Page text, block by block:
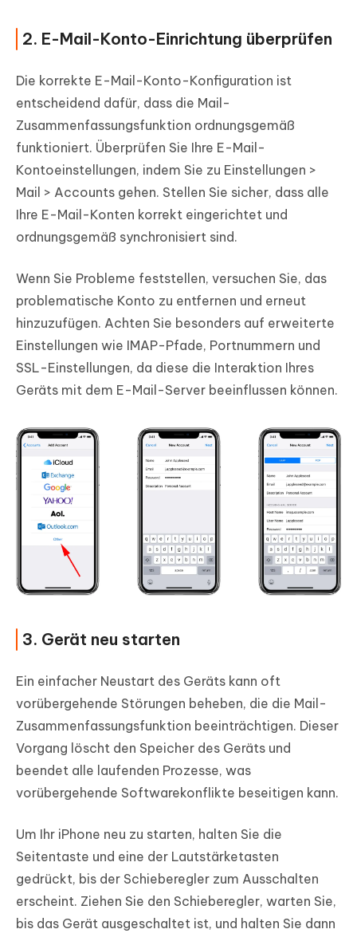
2. E-Mail-Konto-Einrichtung überprüfen
Die korrekte E-Mail-Konto-Konfiguration ist
entscheidend dafür, dass die Mail-
Zusammenfassungsfunktion ordnungsgemäß
funktioniert. Überprüfen Sie Ihre E-Mail-
Kontoeinstellungen, indem Sie zu Einstellungen >
Mail > Accounts gehen. Stellen Sie sicher, dass alle
Ihre E-Mail-Konten korrekt eingerichtet und
ordnungsgemäß synchronisiert sind.
Wenn Sie Probleme feststellen, versuchen Sie, das
problematische Konto zu entfernen und erneut
hinzuzufügen. Achten Sie besonders auf erweiterte
Einstellungen wie IMAP-Pfade, Portnummern und
SSL-Einstellungen, da diese die Interaktion Ihres
Geräts mit dem E-Mail-Server beeinflussen können.
3. Gerät neu starten
Ein einfacher Neustart des Geräts kann oft
vorübergehende Störungen beheben, die die Mail-
Zusammenfassungsfunktion beeinträchtigen. Dieser
Vorgang löscht den Speicher des Geräts und
beendet alle laufenden Prozesse, was
vorübergehende Softwarekonflikte beseitigen kann.
Um Ihr iPhone neu zu starten, halten Sie die
Seitentaste und eine der Lautstärketasten
gedrückt, bis der Schieberegler zum Ausschalten
erscheint. Ziehen Sie den Schieberegler, warten Sie,
bis das Gerät ausgeschaltet ist, und halten Sie dann